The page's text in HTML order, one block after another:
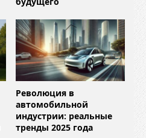
Революция в
автомобильной
индустрии: реальные
тренды 2025 года